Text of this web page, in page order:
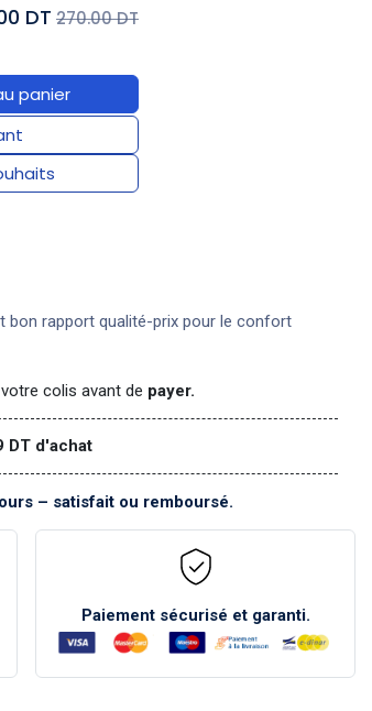
panier
DT 270.00 DT
bon rapport qualité-prix pour le confort
votre colis avant de payer.
DT d'achat
– satisfait ou remboursé.
Paiement sécurisé et garanti.